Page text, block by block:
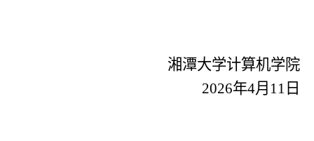
湘潭大学计算机学院
2026年4月11日